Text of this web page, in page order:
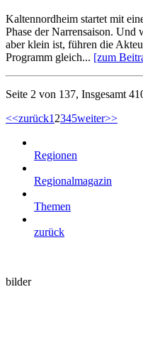
Kaltennordheim startet mit
Phase der Narrensaison. Und
aber klein ist, führen die
Programm gleich... [zum
Seite 2 von 137, Insgesamt
<<zurück1 2345weiter>>
Regionen
Regionalmagazin
Themen
zurück
bilder